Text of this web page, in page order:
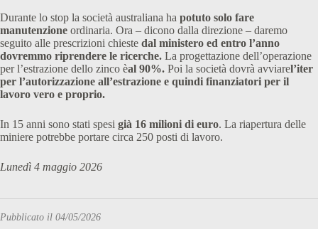
Durante lo stop la società australiana ha potuto solo fare
manutenzione ordinaria. Ora – dicono dalla direzione – daremo
seguito alle prescrizioni chieste dal ministero ed entro l’anno
dovremmo riprendere le ricerche. La progettazione dell’operazione
per l’estrazione dello zinco èal 90%. Poi la società dovrà avviarel’iter
per l’autorizzazione all’estrazione e quindi finanziatori per il
lavoro vero e proprio.
In 15 anni sono stati spesi già 16 milioni di euro. La riapertura delle
miniere potrebbe portare circa 250 posti di lavoro.
Lunedì 4 maggio 2026
Pubblicato il 04/05/2026